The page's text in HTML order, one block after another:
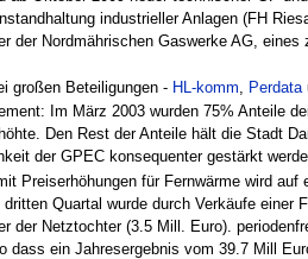
industrieller Anlagen (FH
der Nordmährischen Gaswerke AG, eines
großen Beteiligungen - HL-komm, Perdata
Im März 2003 wurden 75% Anteile
Den Rest der Anteile hält die Stadt
der GPEC konsequenter gestärkt
Preiserhöhungen für Fernwärme wird auf
Quartal wurde durch Verkäufe
der Netztochter (3.5 Mill. Euro).
dass ein Jahresergebnis vom 39.7 Mill